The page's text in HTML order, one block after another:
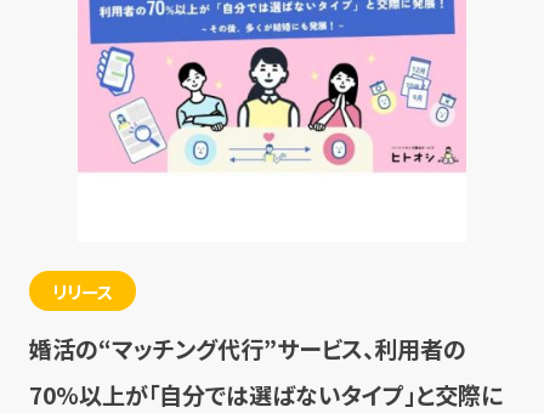
リリース
婚活の“マッチング代行”サービス、利用者の
70%以上が「自分では選ばないタイプ」と交際に